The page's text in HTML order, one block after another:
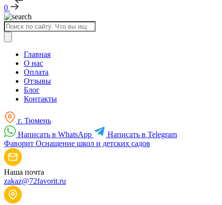
0
Поиск
товаров
Главная
О нас
Оплата
Отзывы
Блог
Контакты
г. Тюмень
Написать в WhatsApp
Написать в Telegram
Фаворит Оснащение школ и детских садов
Наша почта
zakaz@72favorit.ru